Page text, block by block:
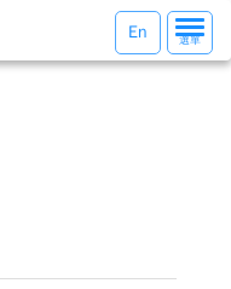
選
單
選單
En